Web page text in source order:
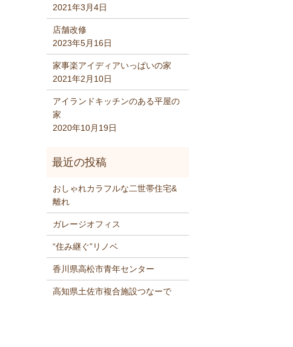
2021年3月4日
店舗改修
2023年5月16日
家事楽アイディアいっぱいの家
2021年2月10日
アイランドキッチンのある平屋の
家
2020年10月19日
おしゃれカラフルな二世帯住宅&
離れ
ガレージオフィス
“住み継ぐ”リノベ
香川県高松市青年センター
高知県土佐市複合施設つなーで